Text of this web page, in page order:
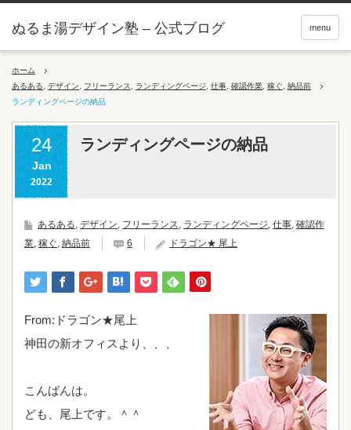
menu
ぬるま湯デザイン塾 – 公式ブログ
ホーム
あるある
デザイン フリーランス ランディングページ 仕事 確認作業 稼ぐ
納品前
ランディングページの納品
24
Jan
2022
ランディングページの納品
あるある, デザイン, フリーランス, ランディングページ, 仕事, 確認作
業, 稼ぐ, 納品前 6 ドラゴン★ 尾上
From:ドラゴン★尾上
神田の新オフィスより、、、
こんばんは。
ども、尾上です。＾＾